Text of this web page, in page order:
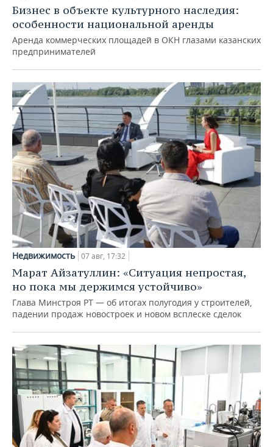
Бизнес в объекте культурного наследия:
особенности национальной аренды
Аренда коммерческих площадей в ОКН глазами казанских
предпринимателей
Недвижимость 07 авг, 17:32
Марат Айзатуллин: «Ситуация непростая,
но пока мы держимся устойчиво»
Глава Минстроя РТ — об итогах полугодия у строителей,
падении продаж новостроек и новом всплеске сделок